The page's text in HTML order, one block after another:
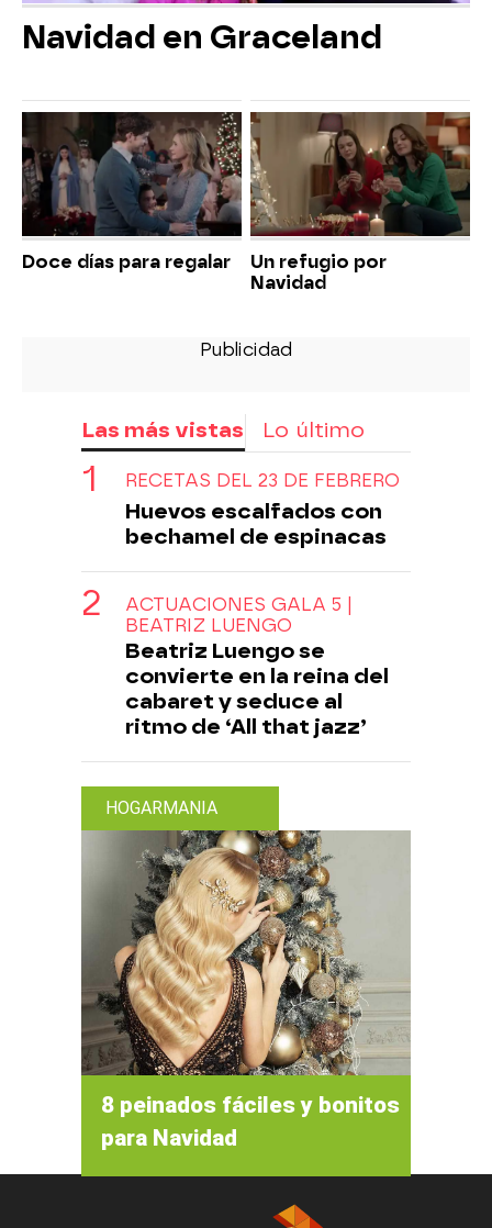
Navidad en Graceland
Doce días para regalar
Un refugio por
Navidad
Las más vistas Lo último
RECETAS DEL 23 DE FEBRERO
Huevos escalfados con
bechamel de espinacas
ACTUACIONES GALA 5 |
BEATRIZ LUENGO
Beatriz Luengo se
convierte en la reina del
cabaret y seduce al
ritmo de ‘All that jazz’
HOGARMANIA
8 peinados fáciles y bonitos
para Navidad